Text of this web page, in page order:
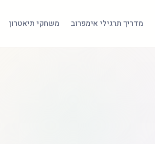
מדריך תרגילי אימפרוב משחקי תיאטרון